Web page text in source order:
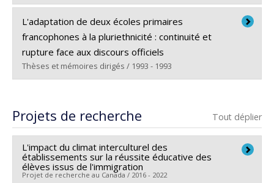
Diplômé(e) :Grenier, Claude
Cycle :Maîtrise
Diplôme obtenu :M.A.
Lien vers le document dans Papyrus
L'adaptation de deux écoles primaires
francophones à la pluriethnicité : continuité et
rupture face aux discours officiels
Thèses et mémoires dirigés / 1993 - 1993
Cycle :Maîtrise
Diplôme obtenu :M.A.
Lien vers le document dans Papyrus
Projets de recherche Tout déplier
L'impact du climat interculturel des
établissements sur la réussite éducative des
élèves issus de l'immigration
Projet de recherche au Canada / 2016 - 2022